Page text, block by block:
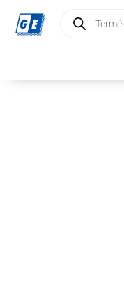
search